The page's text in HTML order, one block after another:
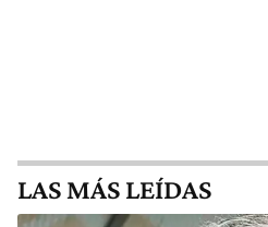
LAS MÁS LEÍDAS